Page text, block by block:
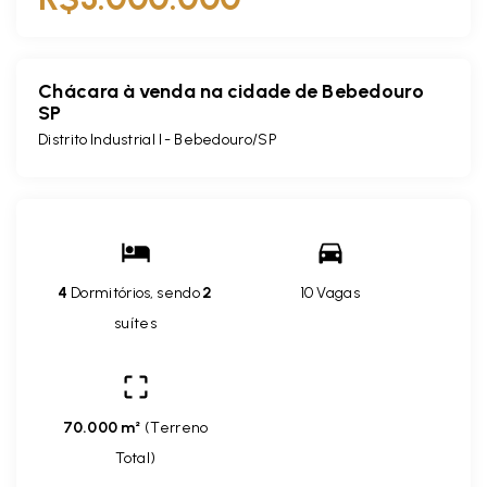
Chácara à venda na cidade de Bebedouro
SP
Distrito Industrial I - Bebedouro/SP
4 Dormitórios, sendo2
suítes
10 Vagas
70.000 m² (Terreno
Total)